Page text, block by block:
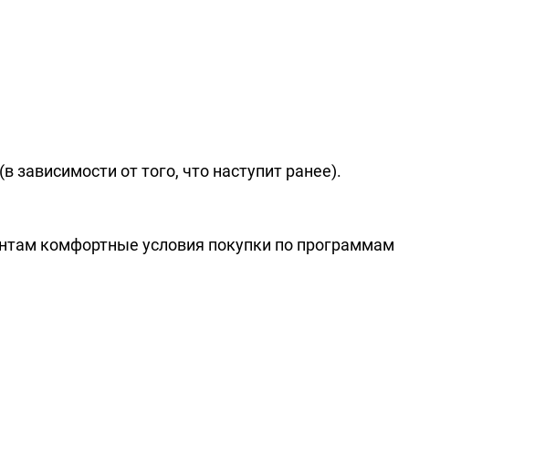
зависимости от того, что наступит ранее).
комфортные условия покупки по программам